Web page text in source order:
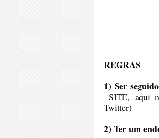
REGRAS
1) Ser
SITE, aqui
Twitter)
2) Ter um